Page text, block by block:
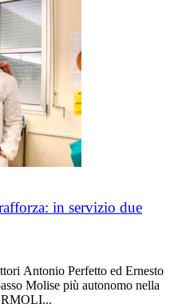
in servizio due
Antonio Perfetto ed Ernesto
Molise più autonomo nella